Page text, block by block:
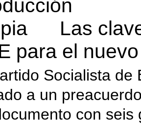
Las
para el
Socialista de
a un
con